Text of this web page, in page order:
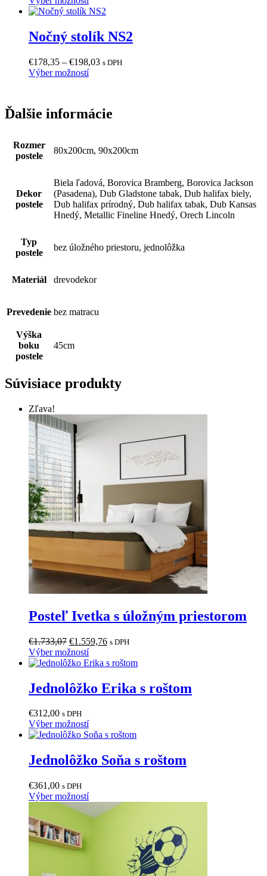
€260,76
€280,44
produkt
viacero
variantov.
si
môžete
stránke
produktu.
Nočný stolík NS2
€178,35 – €198,03Price
s DPH
Výber možnostíTento
variantov.
môžete
vybrať
stránke
produktu.
Ďalšie informácie
Rozmer
postele
80x200cm, 90x200cm
Dekor
postele
Biela ľadová, Borovica Bramberg, Borovica Jackson
(Pasadena), Dub Gladstone tabak, Dub halifax biely,
Dub halifax prírodný, Dub halifax tabak, Dub Kansas
Hnedý, Metallic Fineline Hnedý, Orech Lincoln
Typ
postele
bez úložného priestoru, jednolôžka
Materiál drevodekor
Prevedenie bez matracu
Výška
boku
postele
45cm
Súvisiace produkty
Zľava!
Posteľ Ivetka s úložným priestorom
€1.733,07 Pôvodná
cena
bola:
€1.559,76Aktuálna
je:
s DPH
Výber možnostíTento
produkt
viacero
variantov.
môžete
vybrať
stránke
produktu.
Jednolôžko Erika s roštom
€312,00 s DPH
Výber možnostíTento
produkt
viacero
variantov.
môžete
vybrať
na
Jednolôžko Soňa s roštom
€361,00 s DPH
Výber možnostíTento
produkt
má